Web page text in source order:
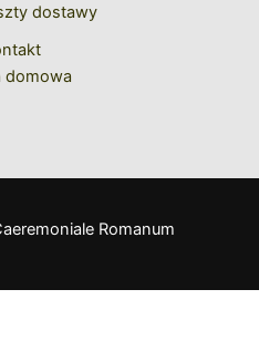
dostawy
domowa
Romanum